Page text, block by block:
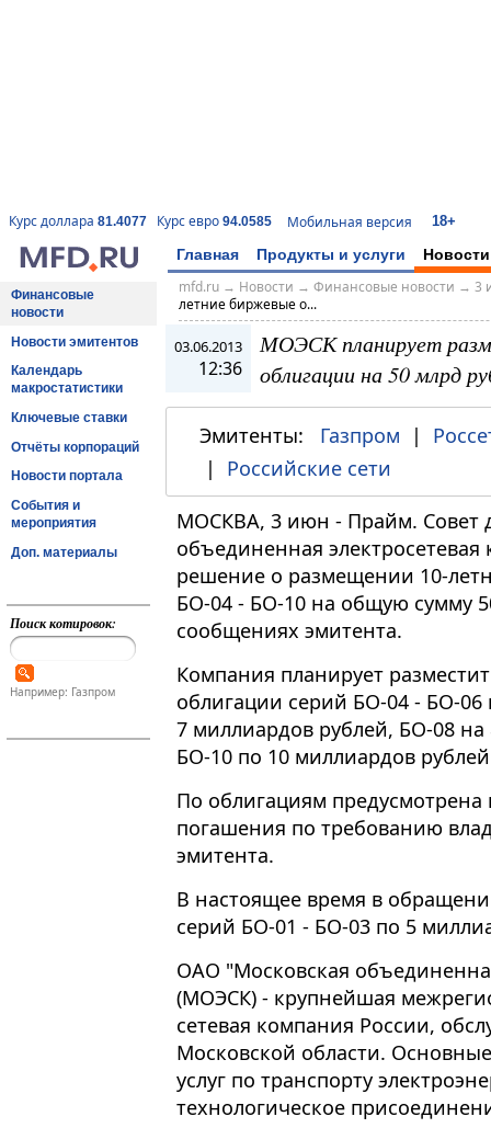
Курс доллара 81.4077 Курс евро 94.0585 Мобильная версия 18+
Главная Продукты и услуги Новости
Финансовые
новости
Новости эмитентов
Календарь
макростатистики
Ключевые ставки
Отчёты корпораций
Новости портала
События и
мероприятия
Доп. материалы
Поиск котировок:
Например: Газпром
mfd.ru→ Новости → Финансовые новости → 3
летние биржевые о...
03.06.2013
12:36
МОЭСК планирует
облигации на 50 млрд
Эмитенты: Газпром |
| Российские сети
МОСКВА, 3 июн - Прайм. Совет
объединенная
решение о размещении 10-
БО-04 - БО-10 на общую сумму
сообщениях эмитента.
Компания планирует
облигации серий БО-04 - БО-
7 миллиардов рублей, БО-08
БО-10 по 10 миллиардов
По облигациям
погашения по требованию
эмитента.
В настоящее время в
серий БО-01 - БО-03 по 5
ОАО "Московская
(МОЭСК) - крупнейшая
сетевая компания России,
Московской области.
услуг по транспорту
технологическое